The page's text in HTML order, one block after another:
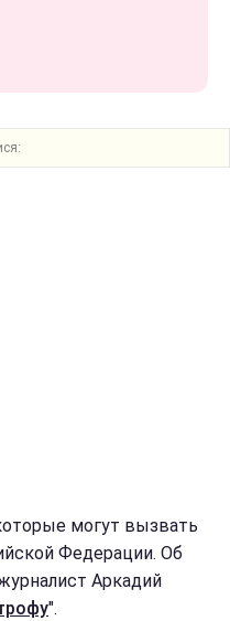
могут вызвать
Федерации. Об
Аркадий
".